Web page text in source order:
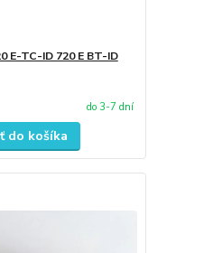
E-TC-ID 720 E BT-ID
do 3-7 dní
do košíka